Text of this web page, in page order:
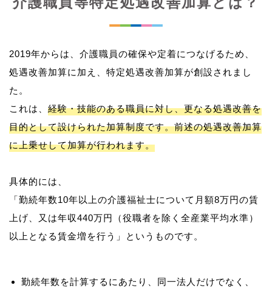
2019年からは、介護職員の確保や定着につなげるため、
処遇改善加算に加え、特定処遇改善加算が創設されまし
た。
これは、 経験・技能のある職員に対し、更なる処遇改善を
目的として設けられた加算制度です。前述の処遇改善加算
に上乗せして加算が行われます。
具体的には、
「勤続年数10年以上の介護福祉士について月額8万円の賃
上げ、又は年収440万円（役職者を除く全産業平均水準）
勤続年数を計算するにあたり、同一法人だけでなく、